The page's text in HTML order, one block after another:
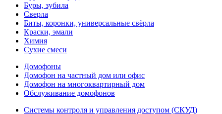
Буры, зубила
Сверла
Биты, коронки, универсальные свёрла
Краски, эмали
Химия
Сухие смеси
Домофоны
Домофон на частный дом или офис
Домофон на многоквартирный дом
Обслуживание домофонов
Системы контроля и управления доступом (СКУД)